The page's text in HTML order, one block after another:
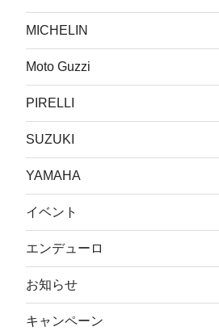
MICHELIN
Moto Guzzi
PIRELLI
SUZUKI
YAMAHA
イベント
エンデューロ
お知らせ
キャンペーン